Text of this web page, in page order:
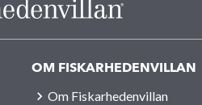
OM FISKARHEDENVILLAN
Om Fiskarhedenvillan